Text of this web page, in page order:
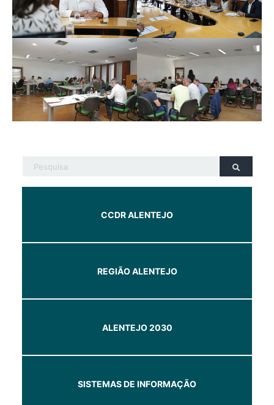
CCDR ALENTEJO
REGIÃO ALENTEJO
ALENTEJO 2030
SISTEMAS DE INFORMAÇÃO